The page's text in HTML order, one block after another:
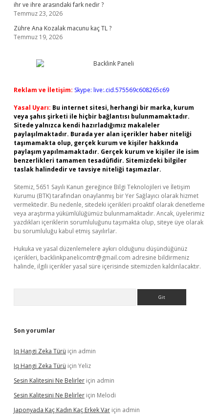
ihr ve ihre arasındaki fark nedir ?
Temmuz 23, 2026
Zühre Ana Kozalak macunu kaç TL ?
Temmuz 19, 2026
Reklam ve İletişim: Skype: live:.cid.575569c608265c69
Yasal Uyarı: Bu internet sitesi, herhangi bir marka, kurum
veya şahıs şirketi ile hiçbir bağlantısı bulunmamaktadır.
Sitede yalnızca kendi hazırladığımız makaleler
paylaşılmaktadır. Burada yer alan içerikler haber niteliği
taşımamakta olup, gerçek kurum ve kişiler hakkında
paylaşım yapılmamaktadır. Gerçek kurum ve kişiler ile isim
benzerlikleri tamamen tesadüfidir. Sitemizdeki bilgiler
taslak halindedir ve tavsiye niteliği taşımazlar.
Sitemiz, 5651 Sayılı Kanun gereğince Bilgi Teknolojileri ve İletişim
Kurumu (BTK) tarafından onaylanmış bir Yer Sağlayıcı olarak hizmet
vermektedir. Bu nedenle, sitedeki içerikleri proaktif olarak denetleme
veya araştırma yükümlülüğümüz bulunmamaktadır. Ancak, üyelerimiz
yazdıkları içeriklerin sorumluluğunu taşımakta olup, siteye üye olarak
bu sorumluluğu kabul etmiş sayılırlar.
Hukuka ve yasal düzenlemelere aykırı olduğunu düşündüğünüz
içerikleri, backlinkpanelicomtr@gmail.com adresine bildirmeniz
halinde, ilgili içerikler yasal süre içerisinde sitemizden kaldırılacaktır.
Son yorumlar
Iq Hangi Zeka Türü için admin
Iq Hangi Zeka Türü için Yeliz
Sesin Kalitesini Ne Belirler için admin
Sesin Kalitesini Ne Belirler için Melodi
Japonyada Kaç Kadın Kaç Erkek Var için admin